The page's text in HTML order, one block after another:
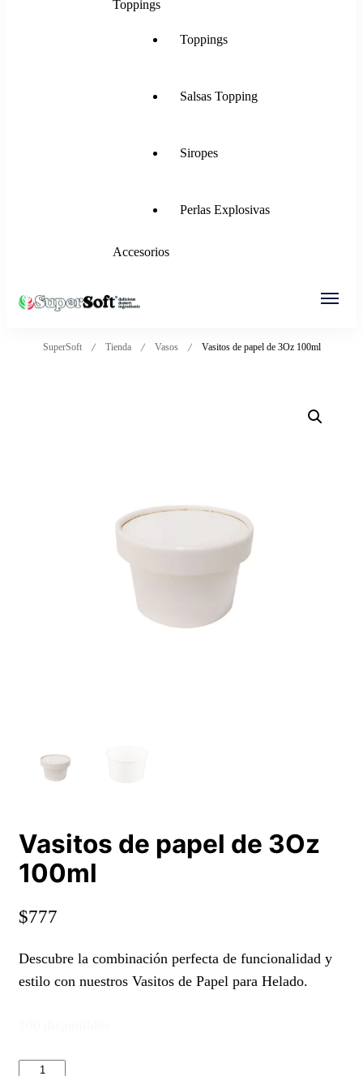
Toppings
Toppings
Salsas Topping
Siropes
Perlas Explosivas
Accesorios
SuperSoft Tienda Vasos Vasitos de papel de 3Oz 100ml
Vasitos de papel de 3Oz
100ml
$777
Descubre la combinación perfecta de funcionalidad y
estilo con nuestros Vasitos de Papel para Helado.
Vasitos